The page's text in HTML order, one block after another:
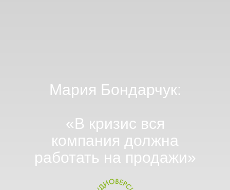
Мария Бондарчук:
«В кризис вся
компания должна
работать на продажи»